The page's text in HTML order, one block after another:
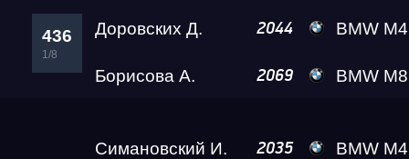
RDRC 2026 3 этап
436
1/8
Доровских Д. 2044 BMW M4
Борисова А. 2069 BMW M8 Gran Coupe
Симановский И.
2035 BMW M4 Crazy